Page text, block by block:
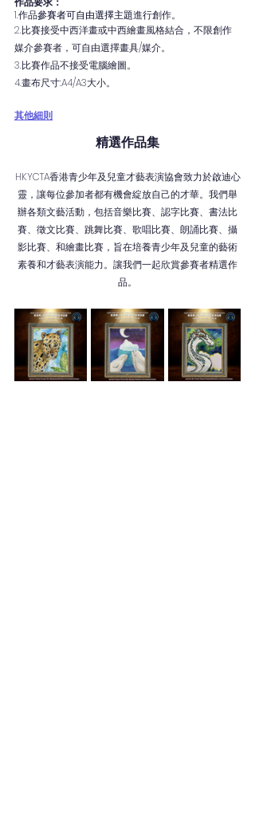
1.作品參賽者可自由選擇主題進行創作。
2.比賽接受中西洋畫或中西繪畫風格結合，不限創作
媒介參賽者，可自由選擇畫具/媒介。
3.比賽作品不接受電腦繪圖。
4.畫布尺寸:A4/A3大小。
其他細則
精選作品集
HKYCTA香港青少年及兒童才藝表演協會致力於啟迪心
靈，讓每位參加者都有機會綻放自己的才華。我們舉
辦各類文藝活動，包括音樂比賽、認字比賽、書法比
賽、徵文比賽、跳舞比賽、歌唱比賽、朗誦比賽、攝
影比賽、和繪畫比賽，旨在培養青少年及兒童的藝術
素養和才藝表演能力。讓我們一起欣賞參賽者精選作
品。